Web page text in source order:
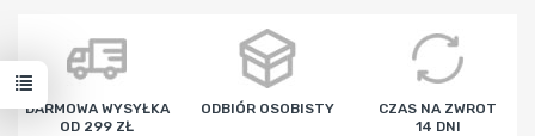
godz min
DARMOWA WYSYŁKA
OD 299 ZŁ
ODBIÓR OSOBISTY
CZAS NA ZWROT
14 DNI